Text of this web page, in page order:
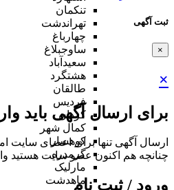
ثبت آگهی
×
×
برای ارسال آگهی باید
ارسال آگهی تنها برای اعضای سایت
چنانچه هم‌ اکنون عضو سایت هستید
ورود / ثبت نام
تنکمان
تهراندشت
چهارباغ
ساوجبلاغ
سعیدآباد
هشتگرد
طالقان
فردیس
کردان
کمال شهر
کوهسار
گرمدره
مارلیک
ماهدشت